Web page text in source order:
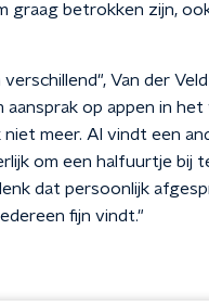
graag betrokken zijn,
Van der
aansprak op appen in het
meer. Al vindt een
om een halfuurtje bij
dat persoonlijk
fijn vindt."